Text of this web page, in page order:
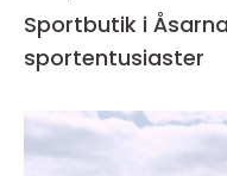
Sportbutik i
sportentusiaster